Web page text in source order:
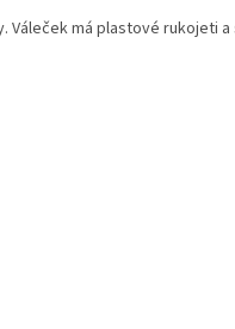
Váleček má plastové rukojeti